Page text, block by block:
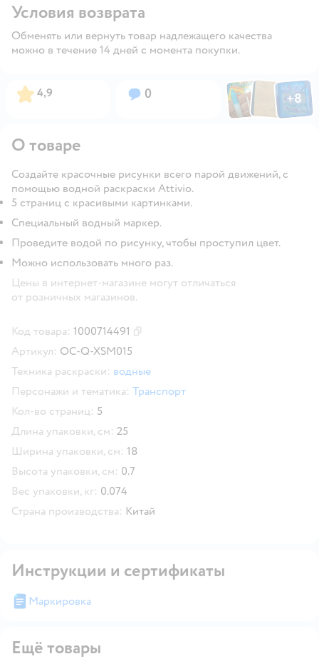
Условия возврата
Обменять или вернуть товар надлежащего качества
можно в течение 14 дней с момента покупки.
Рейтинг:
4,9 Вопросов:
0 ФотоФотоФото
+8
Открыть
О товаре
Создайте красочные рисунки всего парой движений, с
помощью водной раскраски Attivio.
5 страниц с красивыми картинками.
Специальный водный маркер.
Проведите водой по рисунку, чтобы проступил цвет.
Можно использовать много раз.
Цены в интернет-магазине могут отличаться
от розничных магазинов.
Код товара: 1000714491
Артикул: OC-Q-XSM015
Техника раскраски: водные
Персонажи и тематика: Транспорт
Кол-во страниц: 5
Длина упаковки, см: 25
Ширина упаковки, см: 18
Высота упаковки, см: 0.7
Вес упаковки, кг: 0.074
Страна производства: Китай
Инструкции и сертификаты
Маркировка
Ещё товары